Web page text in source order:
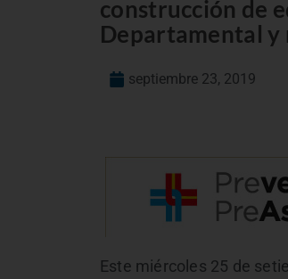
construcción de
Departamental y
septiembre 23, 2019
Este miércoles 25 de